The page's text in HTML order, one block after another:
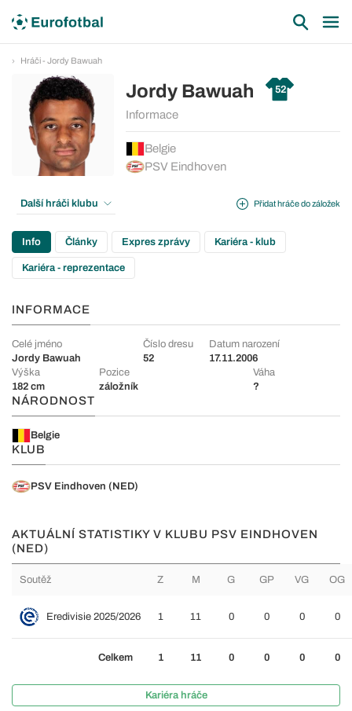
Hráči - Jordy Bawuah
Jordy Bawuah 52
Informace
Belgie
PSV Eindhoven
Přidat hráče do záložek
Další hráči klubu
Info Články Expres zprávy Kariéra - klub
Kariéra - reprezentace
INFORMACE
Celé jméno
Jordy Bawuah
Číslo dresu
52
Datum narození
17.11.2006
Výška
182 cm
Pozice
záložník
Váha
?
NÁRODNOST
Belgie
KLUB
PSV Eindhoven (NED)
AKTUÁLNÍ STATISTIKY V KLUBU PSV EINDHOVEN
(NED)
Soutěž Z M G GP VG OG
Eredivisie 2025/2026 1 11 0 0 0 0
Celkem 1 11 0 0 0 0
Kariéra hráče